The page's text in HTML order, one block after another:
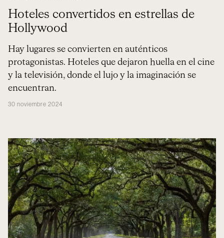
Hoteles convertidos en estrellas de
Hollywood
Hay lugares se convierten en auténticos
protagonistas. Hoteles que dejaron huella en el cine
y la televisión, donde el lujo y la imaginación se
encuentran.
30 noviembre 2024